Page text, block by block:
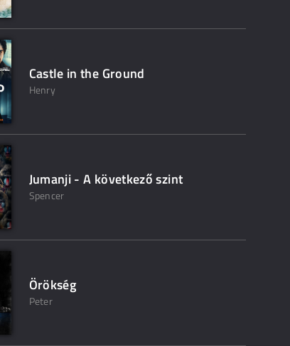
Castle in the Ground
Henry
Jumanji - A következő szint
Spencer
Örökség
Peter